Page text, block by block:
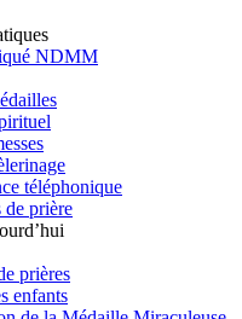
NDMM
téléphonique
de prière
prières
enfants